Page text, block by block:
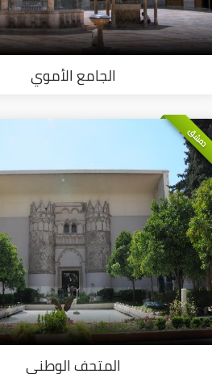
الجامع الأموي
دمشق
المتحف الوطني